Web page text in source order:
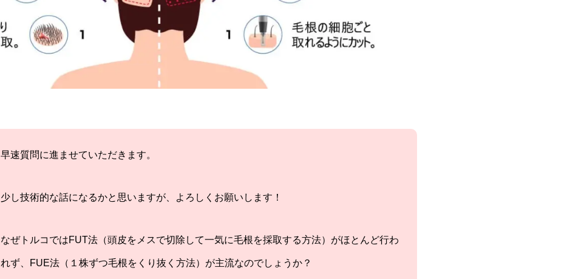
早速質問に進ませていただきます。
少し技術的な話になるかと思いますが、よろしくお願いします！
なぜトルコではFUT法（頭皮をメスで切除して一気に毛根を採取する方法）がほとんど行わ
れず、FUE法（１株ずつ毛根をくり抜く方法）が主流なのでしょうか？